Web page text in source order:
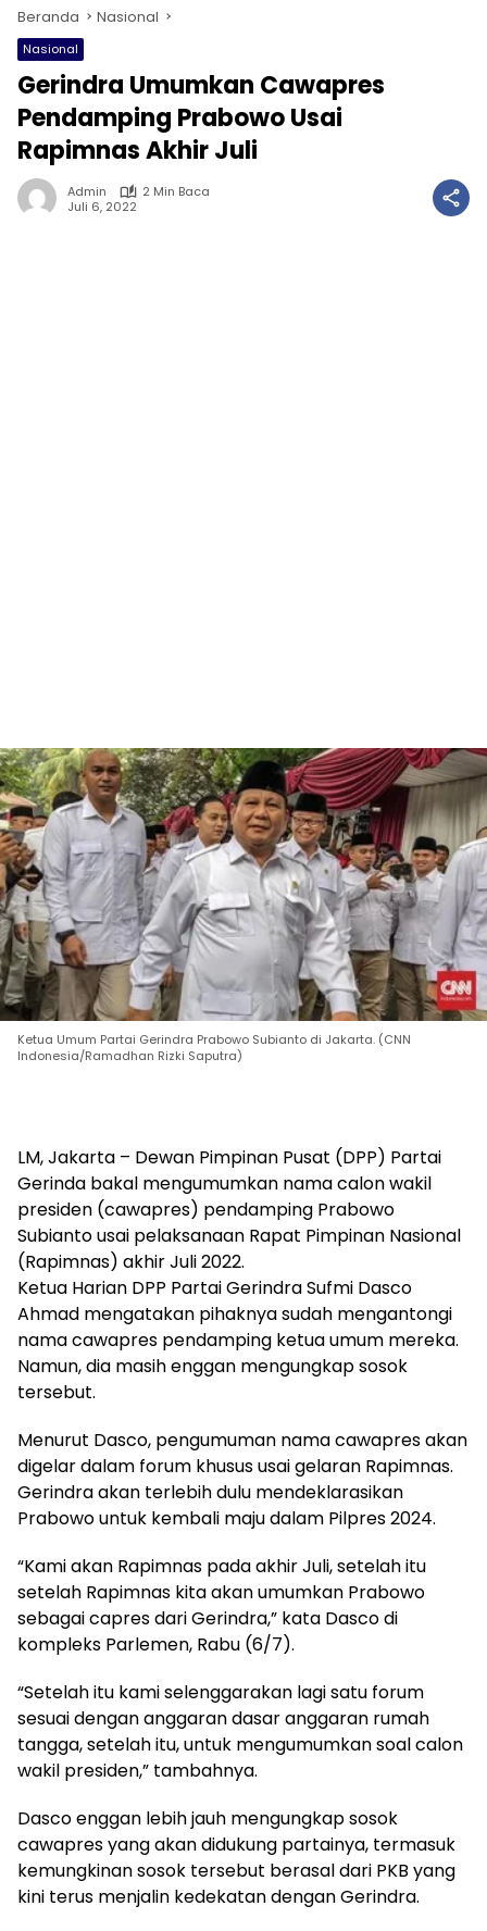
Beranda Nasional
Nasional
Gerindra Umumkan Cawapres
Pendamping Prabowo Usai
Rapimnas Akhir Juli
Admin
2 Min Baca
Juli 6, 2022
Ketua Umum Partai Gerindra Prabowo Subianto di Jakarta. (CNN
Indonesia/Ramadhan Rizki Saputra)
LM, Jakarta – Dewan Pimpinan Pusat (DPP) Partai
Gerinda bakal mengumumkan nama calon wakil
presiden (cawapres) pendamping Prabowo
Subianto usai pelaksanaan Rapat Pimpinan Nasional
(Rapimnas) akhir Juli 2022.
Ketua Harian DPP Partai Gerindra Sufmi Dasco
Ahmad mengatakan pihaknya sudah mengantongi
nama cawapres pendamping ketua umum mereka.
Namun, dia masih enggan mengungkap sosok
tersebut.
Menurut Dasco, pengumuman nama cawapres akan
digelar dalam forum khusus usai gelaran Rapimnas.
Gerindra akan terlebih dulu mendeklarasikan
Prabowo untuk kembali maju dalam Pilpres 2024.
“Kami akan Rapimnas pada akhir Juli, setelah itu
setelah Rapimnas kita akan umumkan Prabowo
sebagai capres dari Gerindra,” kata Dasco di
kompleks Parlemen, Rabu (6/7).
“Setelah itu kami selenggarakan lagi satu forum
sesuai dengan anggaran dasar anggaran rumah
tangga, setelah itu, untuk mengumumkan soal calon
wakil presiden,” tambahnya.
Dasco enggan lebih jauh mengungkap sosok
cawapres yang akan didukung partainya, termasuk
kemungkinan sosok tersebut berasal dari PKB yang
kini terus menjalin kedekatan dengan Gerindra.